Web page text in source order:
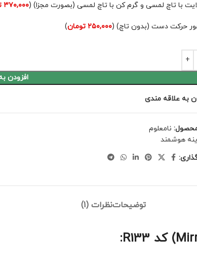
با تاچ لمسی و گرم کن با تاچ لمسی (بصورت مجزا) (۳۷۰,۰۰۰
حرکت دست (بدون تاچ) (۲۵۰,۰۰۰ تومان)
افزودن
به علاقه مندی
نامعلوم
هوشمند
توضیحاتنظرات (1)